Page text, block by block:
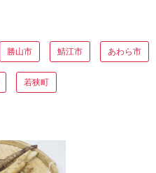
勝山市 鯖江市 あわら市
若狭町